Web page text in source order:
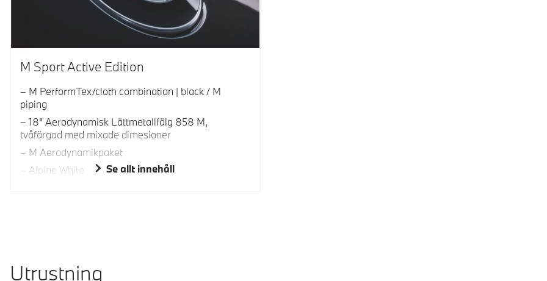
M Sport Active Edition
M PerformTex/cloth combination | black / M
piping
18" Aerodynamisk Lättmetallfälg 858 M,
tvåfärgad med mixade dimesioner
M Aerodynamikpaket
Alpine White
Se allt innehåll
Utrustning